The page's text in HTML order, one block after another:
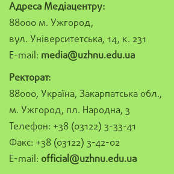
Адреса Медіацентру:
88000 м. Ужгород,
вул. Університетська, 14, к. 231
E-mail: media@uzhnu.edu.ua
Ректорат:
88000, Україна, Закарпатська обл.,
м. Ужгород, пл. Народна, 3
Телефон: +38 (03122) 3-33-41
Факс: +38 (03122) 3-42-02
E-mail: official@uzhnu.edu.ua